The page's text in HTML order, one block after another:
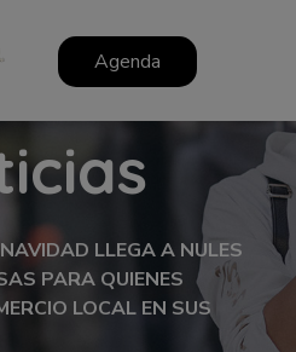
Agenda
LLEGA A NULES
PARA QUIENES
LOCAL EN SUS